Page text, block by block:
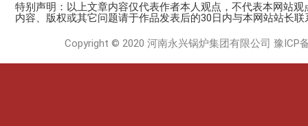
特别声明：以上文章内容仅代表作者本人观点，不代表本网站
内容、版权或其它问题请于作品发表后的30日内与本网站站长联
Copyright © 2020 河南永兴锅炉集团有限公司 豫ICP